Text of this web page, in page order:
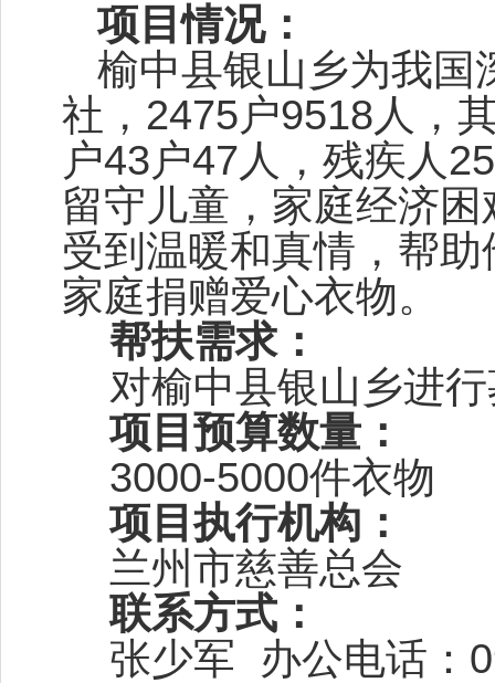
项目情况：
榆中县银山乡为我国
社， 2475户9518人，
户43户47人，残疾人
留守儿童，家庭经济
受到温暖和真情，帮
家庭捐赠爱心衣物。
帮扶需求：
对榆中县银山乡进
项目预算数量：
3000-5000件衣物
项目执行机构：
兰州市慈善总会
联系方式：
张少军
办公电话：